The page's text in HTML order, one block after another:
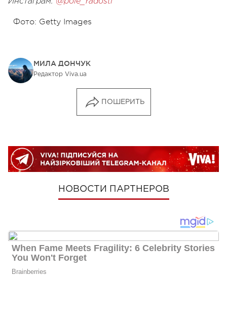
Фото: Getty Images
МИЛА ДОНЧУК
Редактор Viva.ua
ПОШЕРИТЬ
НОВОСТИ ПАРТНЕРОВ